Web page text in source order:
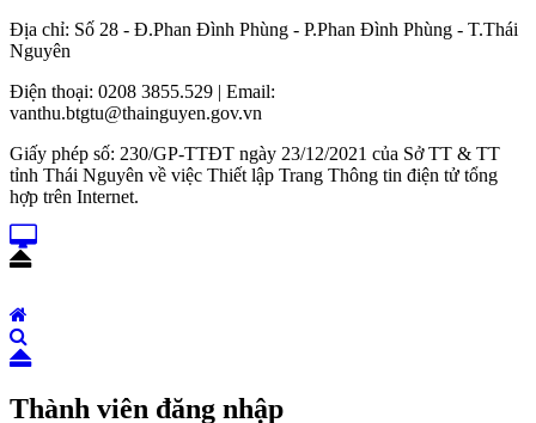
Địa chỉ: Số 28 - Đ.Phan Đình Phùng - P.Phan Đình Phùng - T.Thái
Nguyên
Điện thoại: 0208 3855.529 | Email:
vanthu.btgtu@thainguyen.gov.vn
Giấy phép số: 230/GP-TTĐT ngày 23/12/2021 của Sở TT & TT
tỉnh Thái Nguyên về việc Thiết lập Trang Thông tin điện tử tổng
hợp trên Internet.
Thành viên đăng nhập